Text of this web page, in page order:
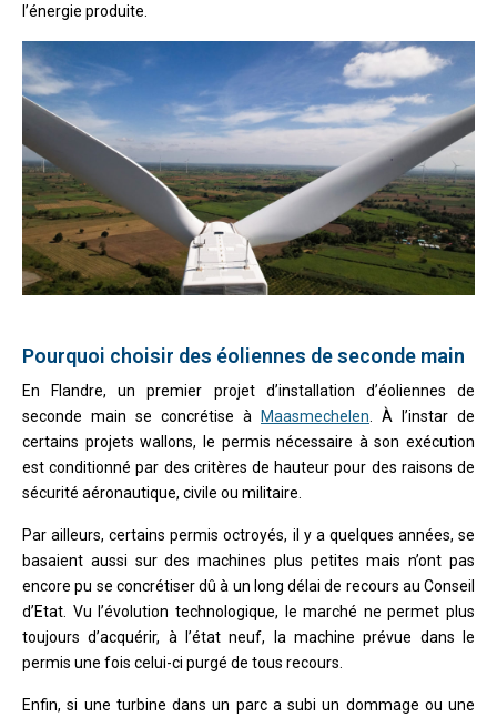
l’énergie produite.
Pourquoi choisir des éoliennes de seconde main
En Flandre, un premier projet d’installation d’éoliennes de
seconde main se concrétise à
Maasmechelen. À l’instar de
certains projets wallons, le permis nécessaire à son exécution
est conditionné par des critères de hauteur pour des raisons de
sécurité aéronautique, civile ou militaire.
Par ailleurs, certains permis octroyés, il y a quelques années, se
basaient aussi sur des machines plus petites mais n’ont pas
encore pu se concrétiser dû à un long délai de recours au Conseil
d’Etat. Vu l’évolution technologique, le marché ne permet plus
toujours d’acquérir, à l’état neuf, la machine prévue dans le
permis une fois celui-ci purgé de tous recours.
Enfin, si une turbine dans un parc a subi un dommage ou une